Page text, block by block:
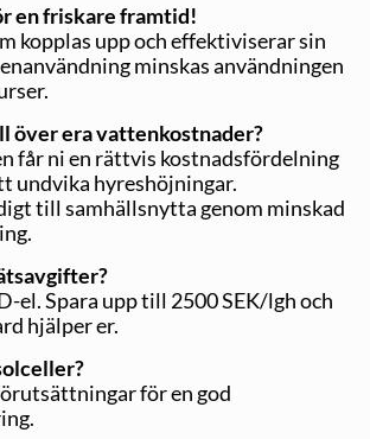
en friskare framtid!
kopplas upp och effektiviserar sin
minskas användningen
över era vattenkostnader?
får ni en rättvis kostnadsfördelning
undvika hyreshöjningar.
till samhällsnytta genom minskad
el. Spara upp till 2500 SEK/lgh och
hjälper er.
för en god